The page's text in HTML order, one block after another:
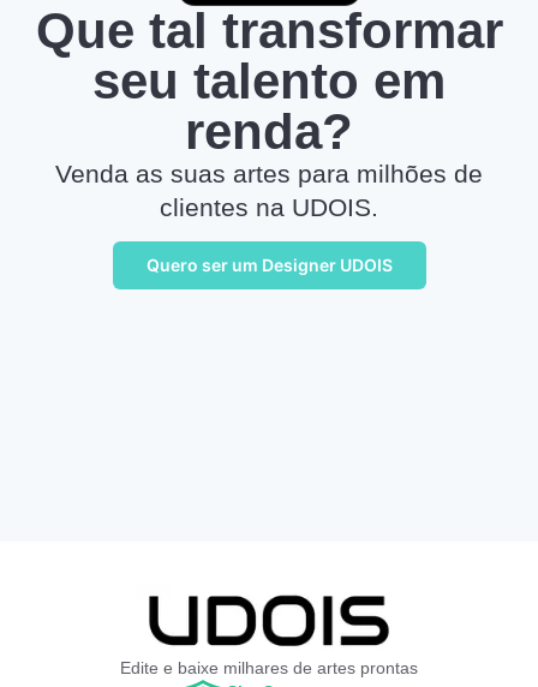
Que tal transformar
seu talento em
renda?
Venda as suas artes para milhões de
clientes na UDOIS.
Quero ser um Designer UDOIS
Edite e baixe milhares de artes prontas